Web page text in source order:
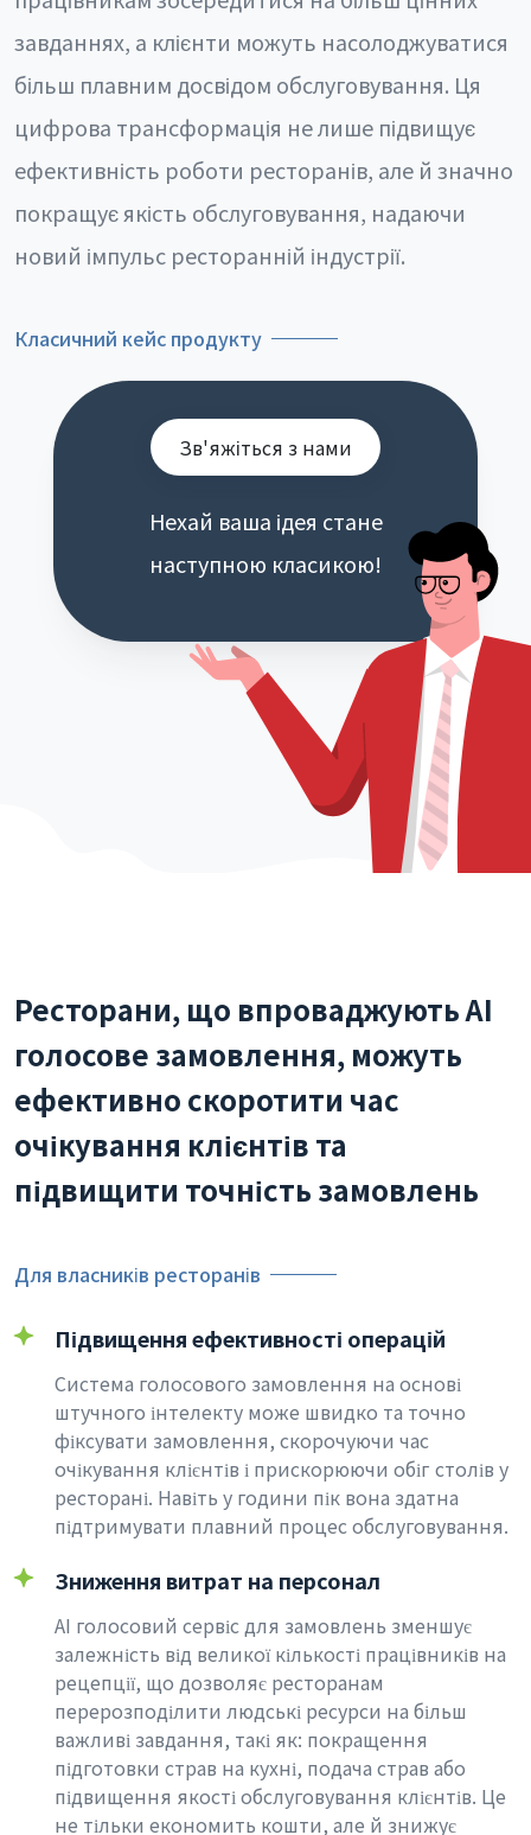
завданнях, а клієнти можуть насолоджуватися
більш плавним досвідом обслуговування. Ця
цифрова трансформація не лише підвищує
ефективність роботи ресторанів, але й значно
покращує якість обслуговування, надаючи
новий імпульс ресторанній індустрії.
Класичний кейс продукту
Зв'яжіться з нами
Нехай ваша ідея стане
наступною класикою!
Ресторани, що впроваджують AI
голосове замовлення, можуть
ефективно скоротити час
очікування клієнтів та
підвищити точність замовлень
Для власників ресторанів
Підвищення ефективності операцій
Система голосового замовлення на основі
штучного інтелекту може швидко та точно
фіксувати замовлення, скорочуючи час
очікування клієнтів і прискорюючи обіг столів у
ресторані. Навіть у години пік вона здатна
підтримувати плавний процес обслуговування.
Зниження витрат на персонал
AI голосовий сервіс для замовлень зменшує
залежність від великої кількості працівників на
рецепції, що дозволяє ресторанам
перерозподілити людські ресурси на більш
важливі завдання, такі як: покращення
підготовки страв на кухні, подача страв або
підвищення якості обслуговування клієнтів. Це
не тільки економить кошти, але й знижує